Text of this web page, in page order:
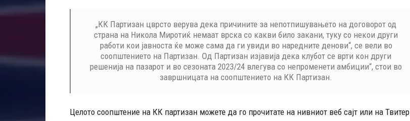
„КК Партизан цврсто верува дека причините за непотпишувањето на договорот од
страна на Никола Миротиќ немаат врска со какви било закани, туку со некои други
работи кои јавноста ќе може сама да ги увиди во наредните денови“, се вели во
соопштението на Партизан. Од Партизан изјавија дека клубот се врти кон други
решенија на пазарот и во сезоната 2023/24 влегува со непроменети амбиции“, стои во
завршницата на соопштението на КК Партизан.
Целото соопштение на КК партизан можете да го прочитате на нивниот веб сајт или на Твитер